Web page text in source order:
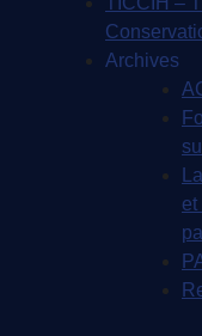
Archives
et